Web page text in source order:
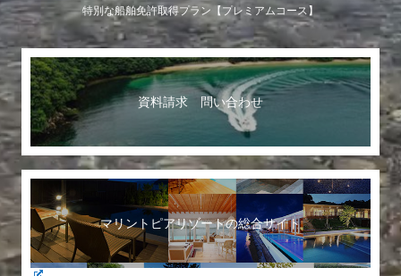
特別な船舶免許取得プラン【プレミアムコース】
資料請求 問い合わせ
マリントピアリゾートの総合サイト